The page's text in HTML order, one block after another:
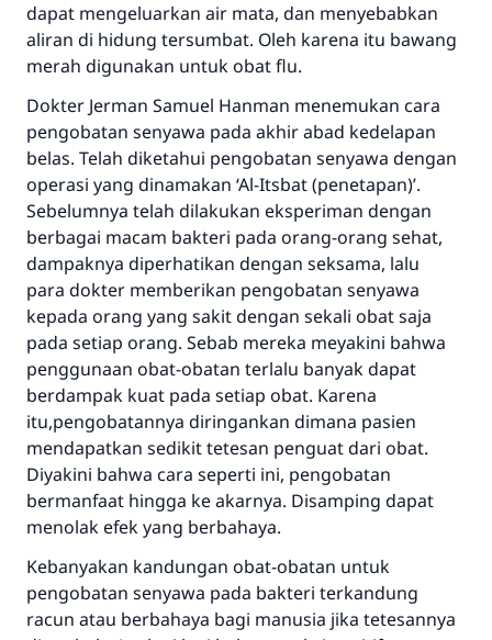
dapat mengeluarkan air mata, dan menyebabkan
aliran di hidung tersumbat. Oleh karena itu bawang
merah digunakan untuk obat flu.
Dokter Jerman Samuel Hanman menemukan cara
pengobatan senyawa pada akhir abad kedelapan
belas. Telah diketahui pengobatan senyawa dengan
operasi yang dinamakan ‘Al-Itsbat (penetapan)’.
Sebelumnya telah dilakukan eksperiman dengan
berbagai macam bakteri pada orang-orang sehat,
dampaknya diperhatikan dengan seksama, lalu
para dokter memberikan pengobatan senyawa
kepada orang yang sakit dengan sekali obat saja
pada setiap orang. Sebab mereka meyakini bahwa
penggunaan obat-obatan terlalu banyak dapat
berdampak kuat pada setiap obat. Karena
itu,pengobatannya diringankan dimana pasien
mendapatkan sedikit tetesan penguat dari obat.
Diyakini bahwa cara seperti ini, pengobatan
bermanfaat hingga ke akarnya. Disamping dapat
menolak efek yang berbahaya.
Kebanyakan kandungan obat-obatan untuk
pengobatan senyawa pada bakteri terkandung
racun atau berbahaya bagi manusia jika tetesannya